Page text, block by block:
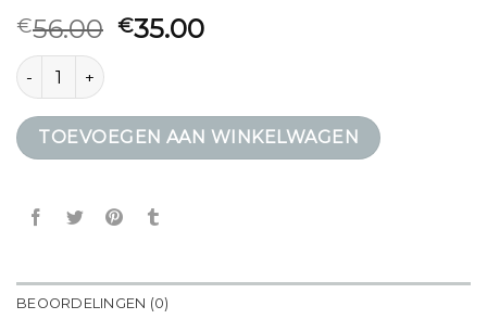
€56.00 €35.00
samsonite rugtas aantal
TOEVOEGEN AAN WINKELWAGEN
BEOORDELINGEN (0)